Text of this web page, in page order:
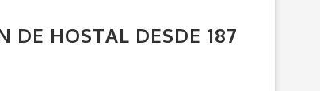
DE HOSTAL DESDE 187